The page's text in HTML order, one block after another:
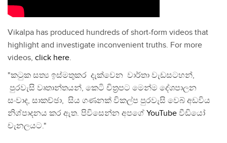
Vikalpa has produced hundreds of short-form videos that
highlight and investigate inconvenient truths. For more
videos, click here.
"කටුක සත්‍ය ඉස්මතුකර දැක්වෙන වාර්තා වැඩසටහන්,
පුරවැසි වෘතාන්තයන්, කෙටි චිත්‍රපට මෙන්ම දේශපාලන
සංවාද, සාකච්ඡා, සිය ගණනක් විකල්ප පුරවැසි වෙබ් අඩවිය
නිශ්පාදනය කර ඇත. පිවිසෙන්න අපගේ YouTube වීඩියෝ
චැනලයට."